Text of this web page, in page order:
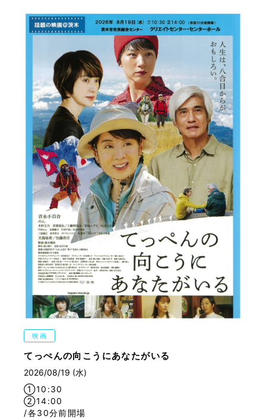
映画
てっぺんの向こうにあなたがいる
2026/08/19 (水)
①10:30
②14:00
/各30分前開場